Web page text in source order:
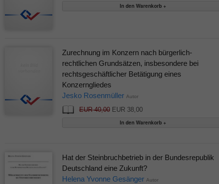
Zurechnung im Konzern nach bürgerlich-
rechtlichen Grundsätzen, insbesondere bei
rechtsgeschäftlicher Betätigung eines
Konzerngliedes
Jesko Rosenmüller Autor
EUR 40,00EUR 38,00
Hat der Steinbruchbetrieb in der Bundesrepublik
Deutschland eine Zukunft?
Helena Yvonne Gesänger Autor